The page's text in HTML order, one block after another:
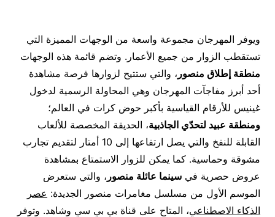
ويوفر المهرجان مجموعة واسعة من الوجهات المميزة التي
تستقطب الزوار من جميع الأعمار. وتضم قائمة هذه الوجهات
منطقة إطلاق منصور ، والتي ستتيح لزوارها فرصة مشاهدة
أحد أبرز مفاجآت المهرجان وهي المحاولة الرسمية لدخول
غينيس للأرقام القياسية بأكبر حوض كرات في العالم؛
ومنطقة عبيد لتحدّي الجاذبية، الحديقة المخصصة للألعاب
القابلة للنفخ والتي يصل ارتفاعها إلى 10 أمتار لتقديم تجارب
مشوقة وحماسية. كما يمكن للزوار الاستمتاع بمشاهدة
عروض حصرية في سينما عائلة منصور ، والتي ستعرض
الموسم الأول من مسلسل مغامرات منصور الجديدة: عصر
الذكاء الاصطناعي، المتاح على قناة بي بي سي وشاهد. وتوفر